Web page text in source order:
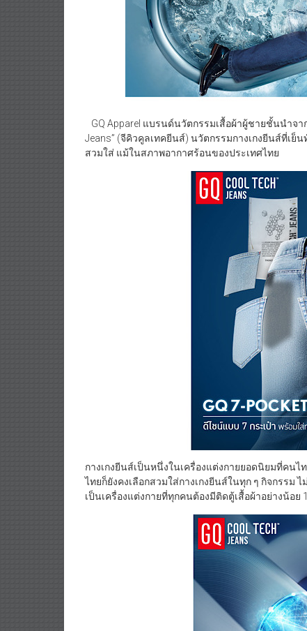
GQ Apparel แบรนด์นวัตกรรมเสื้อผ้าผู้ชายชั้นนำจา
Jeans” (จีคิวคูลเทคยีนส์) นวัตกรรมกางเกงยีนส์ที่เ
สวมใส่ แม้ในสภาพอากาศร้อนของประเทศไทย
กางเกงยีนส์เป็นหนึ่งในเครื่องแต่งกายยอดนิยมที่คน
ไทยก็ยังคงเลือกสวมใส่กางเกงยีนส์ในทุก ๆ กิจกรรม
เป็นเครื่องแต่งกายที่ทุกคนต้องมีติดตู้เสื้อผ้าอย่างน้อย